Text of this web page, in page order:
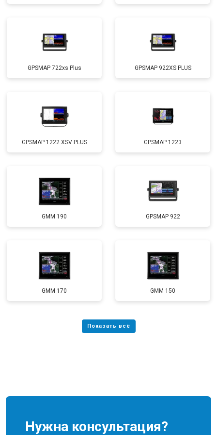
GPSMAP 722xs Plus GPSMAP 922XS PLUS
GPSMAP 1222 XSV PLUS GPSMAP 1223
GMM 190 GPSMAP 922
GMM 170 GMM 150
Нужна консультация?